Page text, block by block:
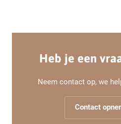
Heb je een
Neem contact op, we
Contact